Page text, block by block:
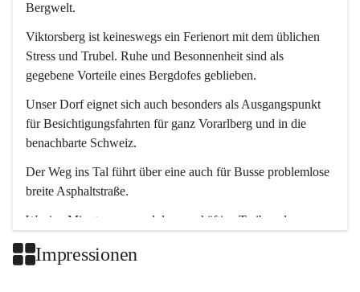
Bergwelt.
Viktorsberg ist keineswegs ein Ferienort mit dem üblichen
Stress und Trubel. Ruhe und Besonnenheit sind als
gegebene Vorteile eines Bergdofes geblieben.
Unser Dorf eignet sich auch besonders als Ausgangspunkt
für Besichtigungsfahrten für ganz Vorarlberg und in die
benachbarte Schweiz.
Der Weg ins Tal führt über eine auch für Busse problemlose
breite Asphaltstraße.
Wenige Minuten nur, und das geschäftige Treiben der
Impressionen